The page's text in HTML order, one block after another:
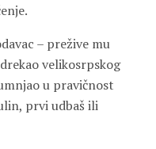
– prežive mu
velikosrpskog
u pravičnost
prvi udbaš ili